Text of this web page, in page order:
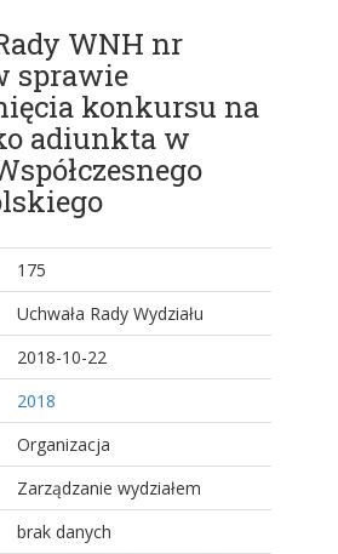
WNH nr
sprawie
konkursu na
adiunkta w
175
Uchwała Rady Wydziału
2018-10-22
2018
Organizacja
Zarządzanie wydziałem
brak danych